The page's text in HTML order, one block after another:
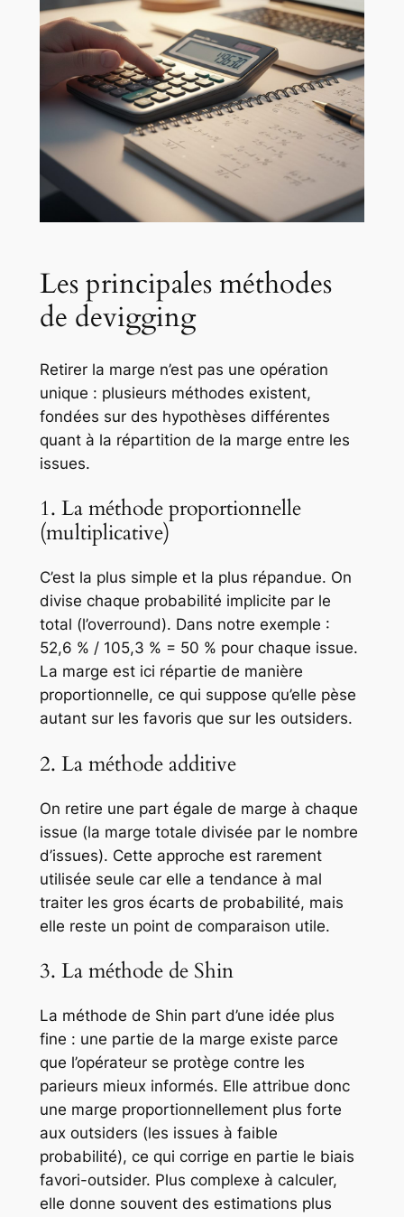
Les principales méthodes
de devigging
Retirer la marge n’est pas une opération
unique : plusieurs méthodes existent,
fondées sur des hypothèses différentes
quant à la répartition de la marge entre les
issues.
1. La méthode proportionnelle
(multiplicative)
C’est la plus simple et la plus répandue. On
divise chaque probabilité implicite par le
total (l’overround). Dans notre exemple :
52,6 % / 105,3 % = 50 % pour chaque issue.
La marge est ici répartie de manière
proportionnelle, ce qui suppose qu’elle pèse
autant sur les favoris que sur les outsiders.
2. La méthode additive
On retire une part égale de marge à chaque
issue (la marge totale divisée par le nombre
d’issues). Cette approche est rarement
utilisée seule car elle a tendance à mal
traiter les gros écarts de probabilité, mais
elle reste un point de comparaison utile.
3. La méthode de Shin
La méthode de Shin part d’une idée plus
fine : une partie de la marge existe parce
que l’opérateur se protège contre les
parieurs mieux informés. Elle attribue donc
une marge proportionnellement plus forte
aux outsiders (les issues à faible
probabilité), ce qui corrige en partie le biais
favori-outsider. Plus complexe à calculer,
elle donne souvent des estimations plus